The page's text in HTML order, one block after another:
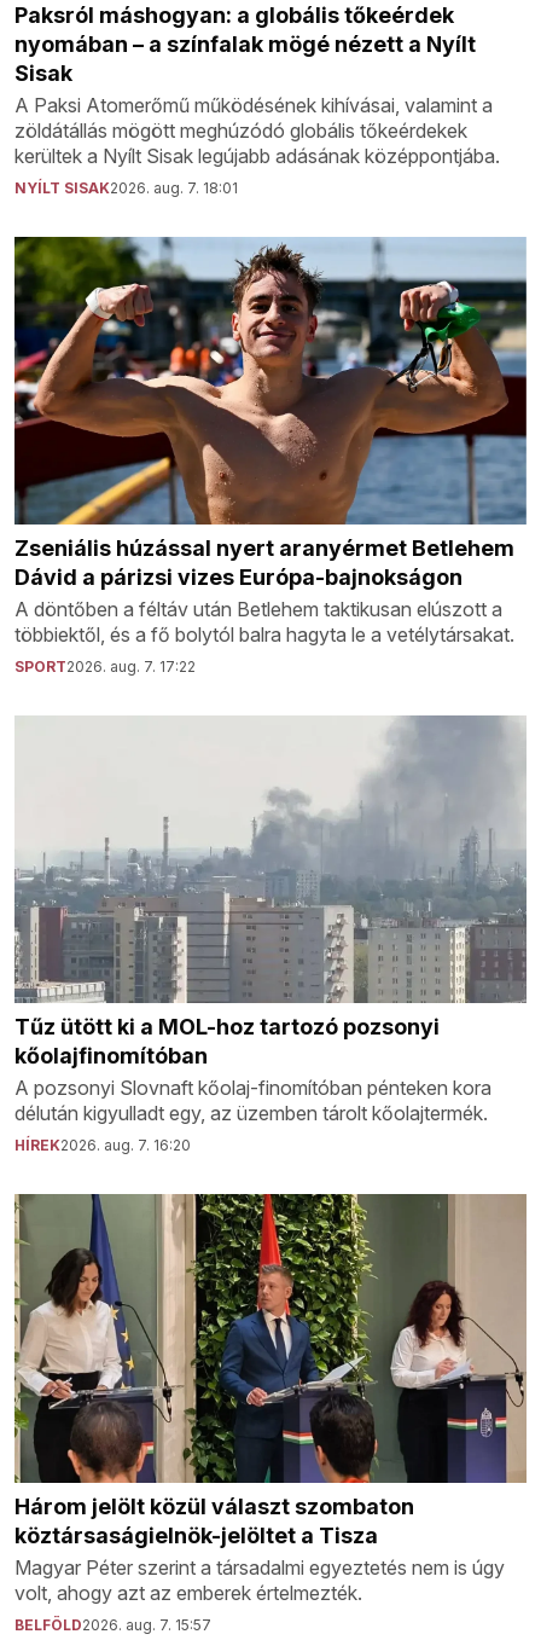
Paksról máshogyan: a globális tőkeérdek
nyomában – a színfalak mögé nézett a Nyílt
Sisak
A Paksi Atomerőmű működésének kihívásai, valamint a
zöldátállás mögött meghúzódó globális tőkeérdekek
kerültek a Nyílt Sisak legújabb adásának középpontjába.
NYÍLT SISAK2026. aug. 7. 18:01
Zseniális húzással nyert aranyérmet Betlehem
Dávid a párizsi vizes Európa-bajnokságon
A döntőben a féltáv után Betlehem taktikusan elúszott a
többiektől, és a fő bolytól balra hagyta le a vetélytársakat.
SPORT2026. aug. 7. 17:22
Tűz ütött ki a MOL-hoz tartozó pozsonyi
kőolajfinomítóban
A pozsonyi Slovnaft kőolaj-finomítóban pénteken kora
délután kigyulladt egy, az üzemben tárolt kőolajtermék.
HÍREK2026. aug. 7. 16:20
Három jelölt közül választ szombaton
köztársaságielnök-jelöltet a Tisza
Magyar Péter szerint a társadalmi egyeztetés nem is úgy
volt, ahogy azt az emberek értelmezték.
BELFÖLD2026. aug. 7. 15:57